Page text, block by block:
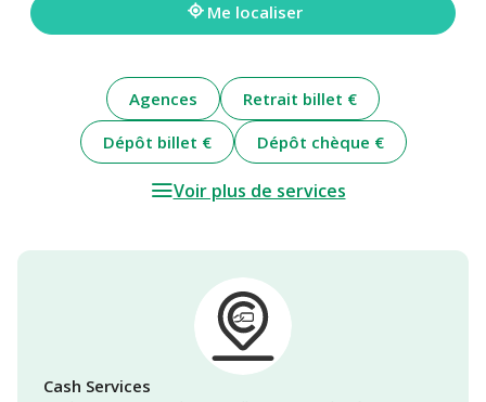
Me localiser
Agences
Retrait billet €
Dépôt billet €
Dépôt chèque €
Voir plus de services
Cash Services